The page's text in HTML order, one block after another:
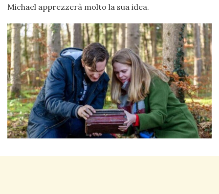
Michael apprezzerà molto la sua idea.